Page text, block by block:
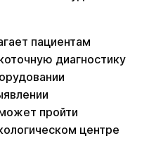
пациентам
диагностику
пройти
центре